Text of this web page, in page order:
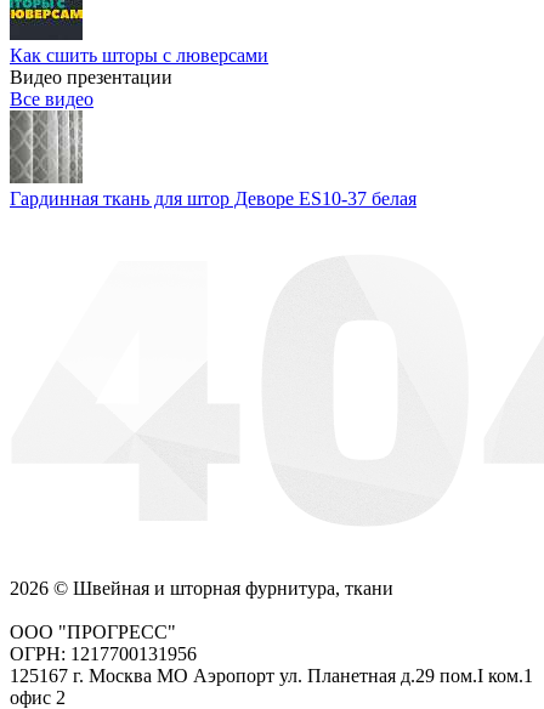
Как сшить шторы с люверсами
Видео презентации
Все видео
Гардинная ткань для штор Деворе ES10-37 белая
2026 © Швейная и шторная фурнитура, ткани
ООО "ПРОГРЕСС"
ОГРН: 1217700131956
125167 г. Москва МО Аэропорт ул. Планетная д.29 пом.I ком.1
офис 2